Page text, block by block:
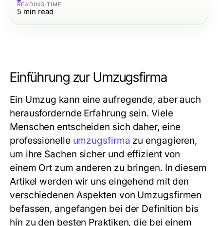
READING TIME
5 min read
Einführung zur Umzugsfirma
Ein Umzug kann eine aufregende, aber auch
herausfordernde Erfahrung sein. Viele
Menschen entscheiden sich daher, eine
professionelle umzugsfirma zu engagieren,
um ihre Sachen sicher und effizient von
einem Ort zum anderen zu bringen. In diesem
Artikel werden wir uns eingehend mit den
verschiedenen Aspekten von Umzugsfirmen
befassen, angefangen bei der Definition bis
hin zu den besten Praktiken, die bei einem